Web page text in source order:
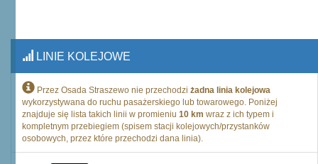
LINIE KOLEJOWE
Przez Osada Straszewo nie przechodzi żadna linia kolejowa
wykorzystywana do ruchu pasażerskiego lub towarowego. Poniżej
znajduje się lista takich linii w promieniu 10 km wraz z ich typem i
kompletnym przebiegiem (spisem stacji kolejowych/przystanków
osobowych, przez które przechodzi dana linia).